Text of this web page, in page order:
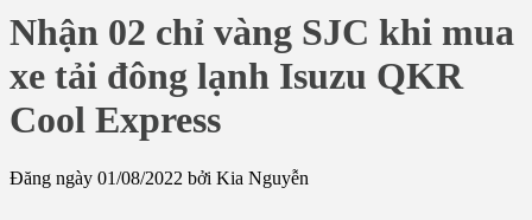
Nhận 02 chỉ vàng SJC khi mua
xe tải đông lạnh Isuzu QKR
Cool Express
Đăng ngày 01/08/2022 bởi Kia Nguyễn